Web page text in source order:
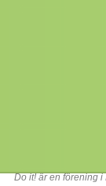
Do it! är en förening